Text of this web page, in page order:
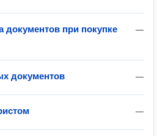
—
документов при покупке
—
документов
—